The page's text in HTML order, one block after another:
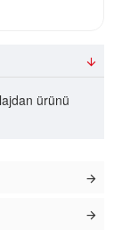
ürünü
tercih